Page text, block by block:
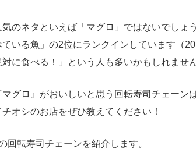
のネタといえば「マグロ」ではないでし
いる魚」の2位にランクインしています（
に食べる！」という人も多いかもしれません
グロ』がおいしいと思う回転寿司チェーン
オシのお店をぜひ教えてください！
転寿司チェーンを紹介します。